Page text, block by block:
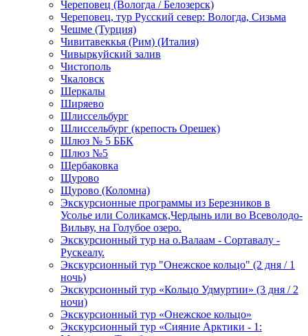
Череповец (Вологда / Белозерск)
Череповец, тур Русский север: Вологда, Сизьма
Чешме (Турция)
Чивитавеккья (Рим) (Италия)
Чивыркуйский залив
Чистополь
Чкаловск
Шеркалы
Ширяево
Шлиссельбург
Шлиссельбург (крепость Орешек)
Шлюз № 5 ББК
Шлюз №5
Щербаковка
Щурово
Щурово (Коломна)
Экскурсионные программы из Березников в
Усолье или Соликамск,Чердынь или во Всеволодо-
Вильву, на Голубое озеро.
Экскурсионный тур на о.Валаам - Сортавалу -
Рускеалу.
Экскурсионный тур "Онежское кольцо" (2 дня / 1
ночь)
Экскурсионный тур «Кольцо Удмуртии» (3 дня / 2
ночи)
Экскурсионный тур «Онежское кольцо»
Экскурсионный тур «Сияние Арктики - 1: